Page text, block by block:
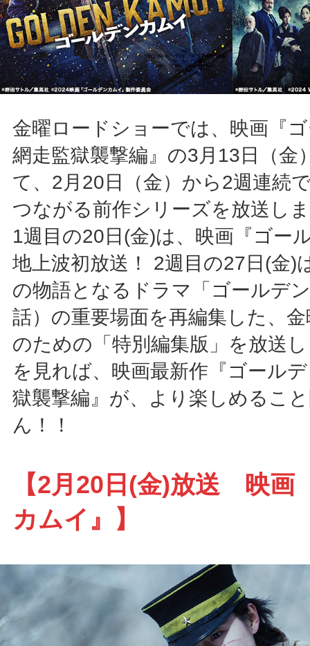
金曜ロードショーでは、映画『
網走監獄襲撃編』の3月13日（金
て、2月20日（金）から2週連続
つながる前作シリーズを放送し
1週目の20日(金)は、映画『ゴー
地上波初放送！ 2週目の27日(金)
の物語となるドラマ「ゴールデ
話）の重要場面を再編集した、
のための「特別編集版」を放送
を見れば、映画最新作『ゴール
獄襲撃編』が、より楽しめるこ
ん！！
【2月20日(金)放送 映画
カムイ』】